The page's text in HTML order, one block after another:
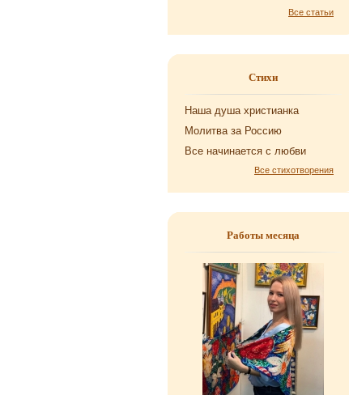
Все статьи
Стихи
Наша душа хри­сти­ан­ка
Мо­лит­ва за Рос­сию
Все на­чи­на­ет­ся с любви
Все стихотворения
Работы месяца